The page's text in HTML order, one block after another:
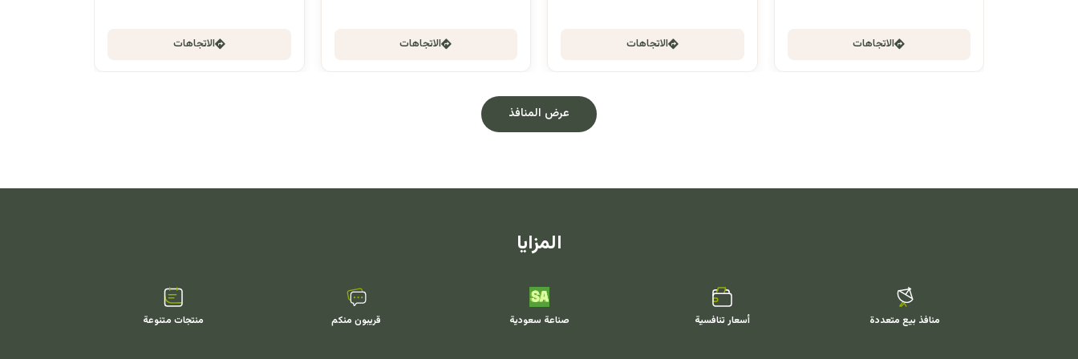
الاتجاهات الاتجاهات الاتجاهات الاتجاهات
عرض المنافذ
المزايا
منافذ بيع متعددة أسعار تنافسية صناعة سعودية قريبون منكم منتجات متنوعة